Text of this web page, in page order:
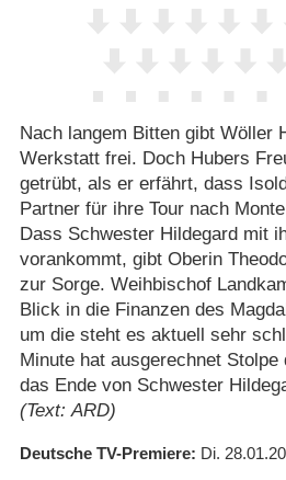
Nach langem Bitten gibt Wöller
Werkstatt frei. Doch Hubers
getrübt, als er erfährt, dass
Partner für ihre Tour nach
Dass Schwester Hildegard mit
vorankommt, gibt Oberin
zur Sorge. Weihbischof
Blick in die Finanzen des
um die steht es aktuell sehr
Minute hat ausgerechnet
das Ende von Schwester
(Text: ARD)
Deutsche TV-Premiere Di.